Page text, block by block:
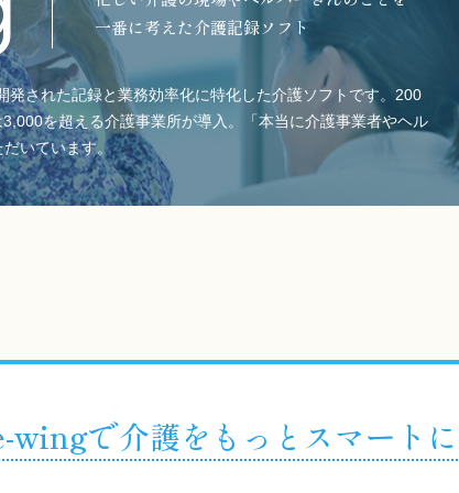
一番に考えた介護記録ソフト
された記録と業務効率化に特化した介護ソフトです。200
を超える介護事業所が導入。「本当に介護事業者やヘル
いています。
wingで介護をもっとスマート